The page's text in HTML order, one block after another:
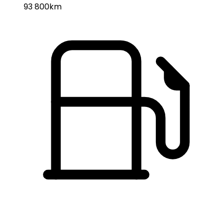
93 800km